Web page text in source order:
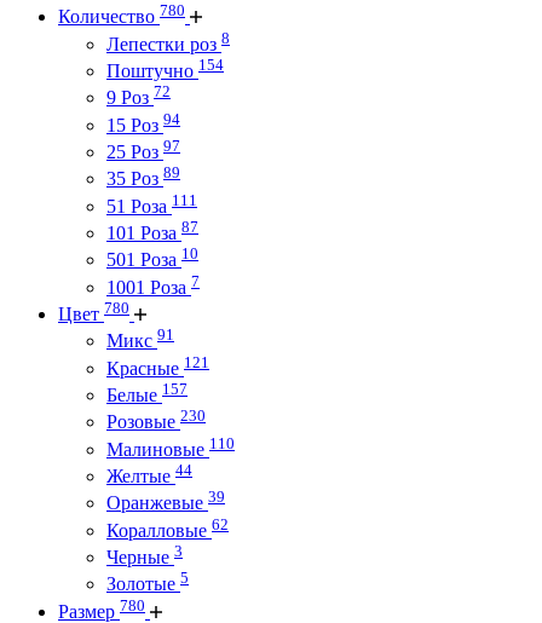
Количество 780
Лепестки роз 8
Поштучно 154
9 Роз 72
15 Роз 94
25 Роз 97
35 Роз 89
51 Роза 111
101 Роза 87
501 Роза 10
1001 Роза 7
Цвет 780
Микс 91
Красные 121
Белые 157
Розовые 230
Малиновые 110
Желтые 44
Оранжевые 39
Коралловые 62
Черные 3
Золотые 5
Размер 780